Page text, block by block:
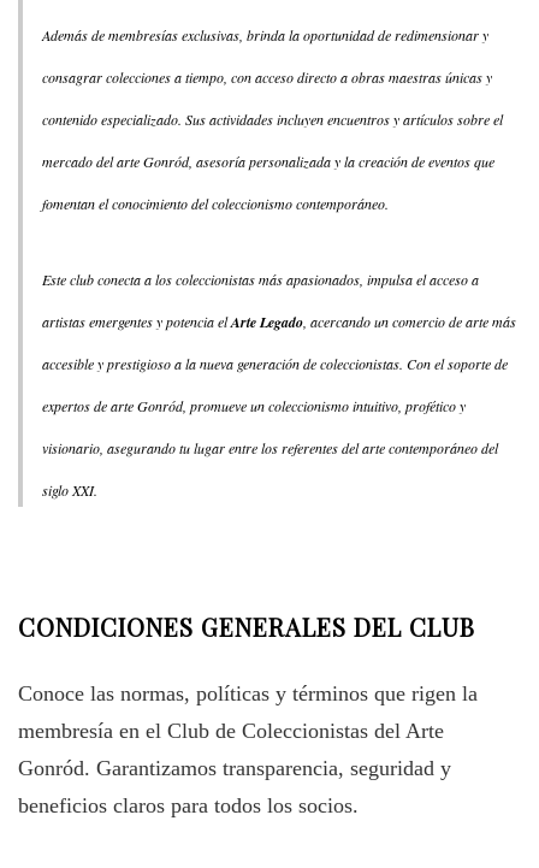
Además de membresías exclusivas, brinda la oportunidad de redimensionar y
consagrar colecciones a tiempo, con acceso directo a obras maestras únicas y
contenido especializado. Sus actividades incluyen encuentros y artículos sobre el
mercado del arte Gonród, asesoría personalizada y la creación de eventos que
fomentan el conocimiento del coleccionismo contemporáneo.
Este club conecta a los coleccionistas más apasionados, impulsa el acceso a
artistas emergentes y potencia elArte Legado, acercando un comercio de arte más
accesible y prestigioso a la nueva generación de coleccionistas. Con el soporte de
expertos de arte Gonród, promueve un coleccionismo intuitivo, profético y
visionario, asegurando tu lugar entre los referentes del arte contemporáneo del
siglo XXI.
CONDICIONES GENERALES DEL CLUB
Conoce las normas, políticas y términos que rigen la
membresía en el Club de Coleccionistas del Arte
Gonród. Garantizamos transparencia, seguridad y
beneficios claros para todos los socios.